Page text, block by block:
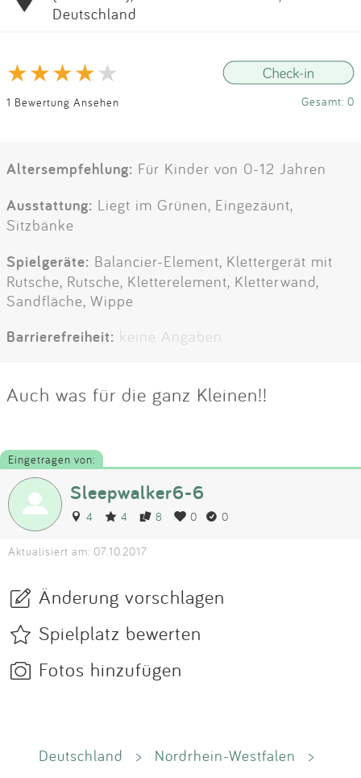
Deutschland
1 Bewertung Ansehen Gesamt: 0
Altersempfehlung: Für Kinder von 0-12 Jahren
Ausstattung: Liegt im Grünen, Eingezäunt,
Sitzbänke
Spielgeräte: Balancier-Element, Klettergerät mit
Rutsche, Rutsche, Kletterelement, Kletterwand,
Sandfläche, Wippe
Barrierefreiheit: keine Angaben
Auch was für die ganz Kleinen!!
Eingetragen von:
Sleepwalker6-6
4 4 8 0 0
Aktualisiert am: 07.10.2017
Änderung vorschlagen
Spielplatz bewerten
Fotos hinzufügen
Deutschland > Nordrhein-Westfalen
>